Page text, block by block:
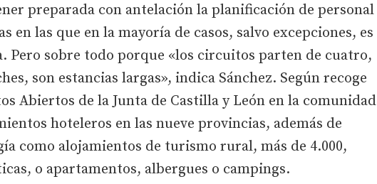
preparada con antelación la planificación de personal
en las que en la mayoría de casos, salvo excepciones, es
Pero sobre todo porque «los circuitos parten de cuatro,
son estancias largas», indica Sánchez. Según recoge
Abiertos de la Junta de Castilla y León en la comunidad
hoteleros en las nueve provincias, además de
como alojamientos de turismo rural, más de 4.000,
o apartamentos, albergues o campings.